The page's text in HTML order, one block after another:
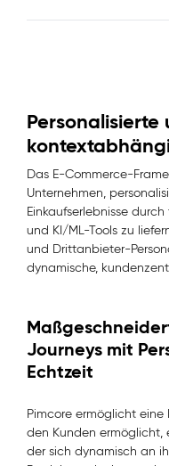
Personalisierte
Das E-Commerce-
Unternehmen,
Einkaufserlebnisse
und KI/ML-Tools zu
und Drittanbieter-
dynamische,
Journeys mit
Echtzeit
Pimcore ermöglicht eine
den Kunden ermöglicht,
der sich dynamisch an